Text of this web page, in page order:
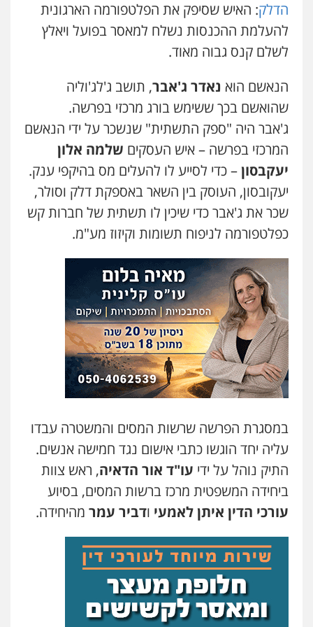
עו"ד שאדי כבהא
פלילי עורכי דין לענייני אסירים
0525556970
עו"ד ד"ר איתן פינקלשטיין
ייעוץ לעורכי דין
0507061374
עו"ד רועי אטיאס
משפט פלילי פשיעה חמורה צווארון לבן
525043999
מצגר ושות', חברת עורכי דין
נדל"ן / עסקים משפחה תעבורה
הוצאה לפועל
0545402829
אברהם שהבזי – משרד עורכי דין
מיסים כלכלי פלילי פשיעה כלכלית
הון
0504456555
עו"ד דרוויש נאשף
0527448141
עו"ד שילה ענבר
פלילי כלכלי מיסים הלבנת הון ייעוץ לעורכי
0506216097
עו"ד אריה פטר
לשעבר סגן מנהל המחלקה הפלילית
בפרקליטות המדינה
0506217994
הדלק: האיש שסיפק את הפלטפורמה הארגונית
להעלמת ההכנסות נשלח למאסר בפועל ויאלץ
לשלם קנס גבוה מאוד.
הנאשם הוא נאדר ג'אבר, תושב ג'לג'וליה
שהואשם בכך ששימש בורג מרכזי בפרשה.
ג'אבר היה "ספק התשתית" שנשכר על ידי הנאשם
המרכזי בפרשה – איש העסקים שלמה אלון
יעקבסון– כדי לסייע לו להעלים מס בהיקפי ענק.
יעקובסון, העוסק בין השאר באספקת דלק וסולר,
שכר את ג'אבר כדי שיכין לו תשתית של חברות קש
כפלטפורמה לניפוח תשומות וקיזוז מע"מ.
במסגרת הפרשה שרשות המסים והמשטרה עבדו
עליה יחד הוגשו כתבי אישום נגד חמישה אנשים.
התיק נוהל על ידי עו"ד אור הדאיה, ראש צוות
ביחידה המשפטית מרכז ברשות המסים, בסיוע
עורכי הדין איתן לאמעי ודביר עמר מהיחידה.